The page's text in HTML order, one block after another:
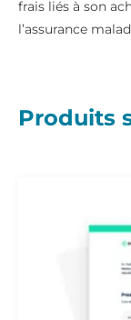
frais liés à son
l’assurance
Produits